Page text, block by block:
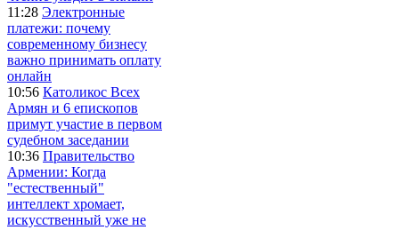
11:28 Электронные
платежи: почему
современному бизнесу
важно принимать оплату
онлайн
10:56 Католикос Всех
Армян и 6 епископов
примут участие в первом
судебном заседании
10:36 Правительство
Армении: Когда
"естественный"
интеллект хромает,
искусственный уже не